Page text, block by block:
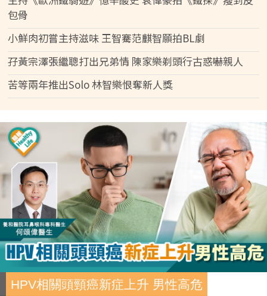
包骨
小鮮肉初嘗主持滋味 王智騫范麒智願拍BL劇
孖黃宗澤張繼聰打出兄弟情 陳家樂剃頭行古惑嚇親人
苦等兩年推出Solo 林智樂恨奪新人獎
HPV相關頭頸癌新症上升 男性高危